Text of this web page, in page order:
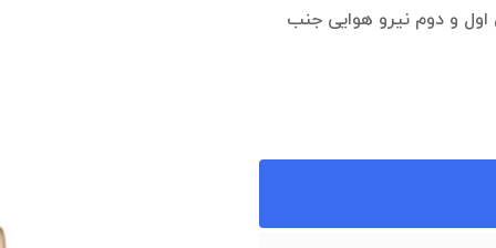
بین خیابان اول و دوم نیرو هوایی جنب